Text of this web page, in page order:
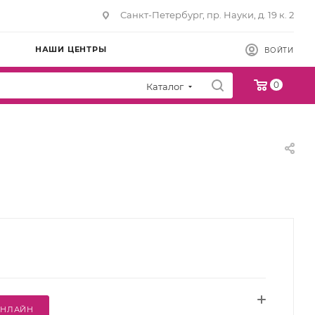
Санкт-Петербург, пр. Науки, д. 19 к. 2
НАШИ ЦЕНТРЫ ВОЙТИ
Каталог 0